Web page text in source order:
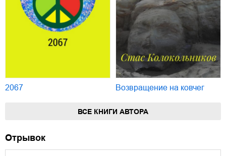
2067 Возвращение на ковчег
ВСЕ КНИГИ АВТОРА
Отрывок